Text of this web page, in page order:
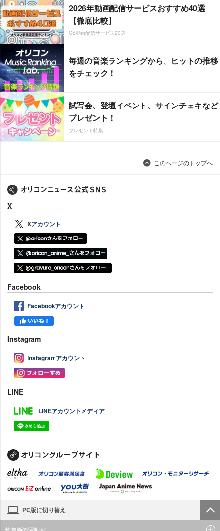
2026年動画配信サービスおすすめ40選
【徹底比較】
CS動画配信サービス20選
毎週の音楽ランキングから、ヒットの推移
をチェック！
試写会、登壇イベント、サインチェキなど
プレゼント！
プレゼント特集
このページのトップへ
X
Xアカウント
Facebook
Facebookアカウント
Instagram
Instagramアカウント
LINE
LINEアカウントメディア
PC版に切り替え